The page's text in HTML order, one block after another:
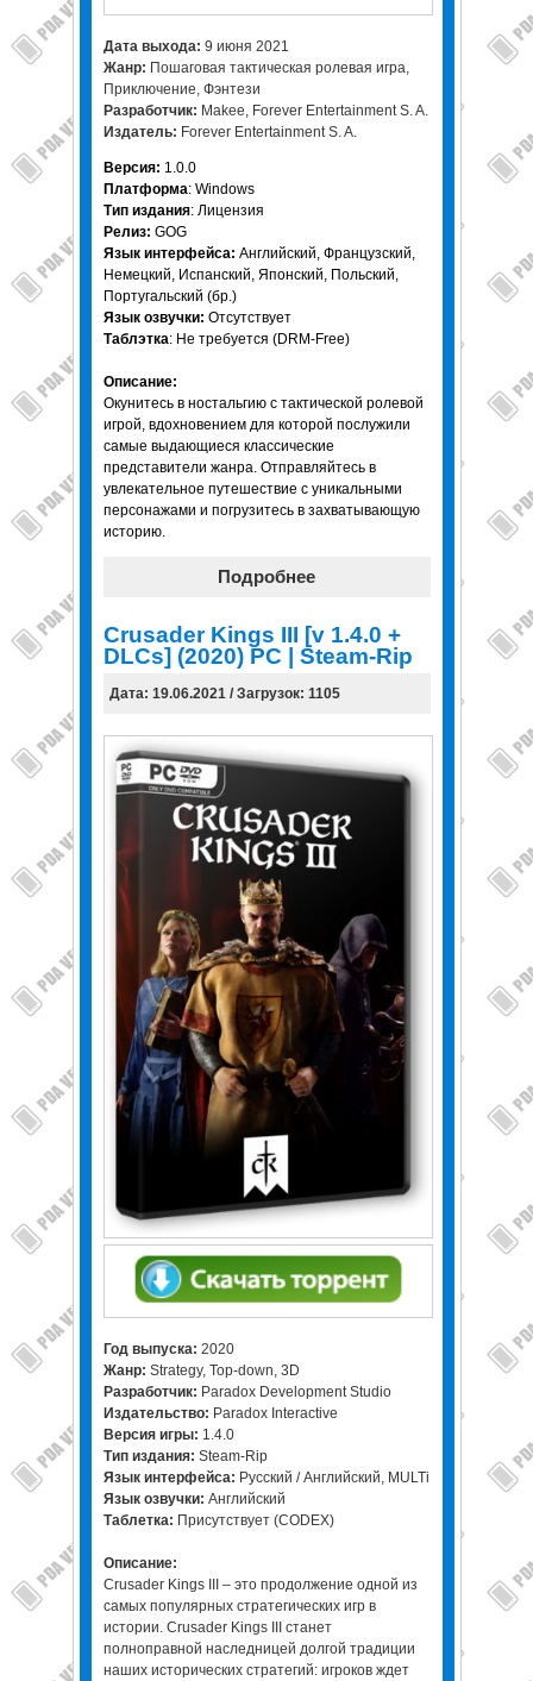
Дата выхода: 9 июня 2021
Жанр: Пошаговая тактическая ролевая игра,
Приключение, Фэнтези
Разработчик: Makee, Forever Entertainment S. A.
Издатель: Forever Entertainment S. A.
Версия: 1.0.0
Платформа: Windows
Тип издания: Лицензия
Релиз: GOG
Язык интерфейса: Английский, Французский,
Немецкий, Испанский, Японский, Польский,
Португальский (бр.)
Язык озвучки: Отсутствует
Таблэтка: Не требуется (DRM-Free)
Описание:
Окунитесь в ностальгию с тактической ролевой
игрой, вдохновением для которой послужили
самые выдающиеся классические
представители жанра. Отправляйтесь в
увлекательное путешествие с уникальными
персонажами и погрузитесь в захватывающую
историю.
Подробнее
Crusader Kings III [v 1.4.0 +
DLCs] (2020) PC | Steam-Rip
Дата: 19.06.2021 / Загрузок: 1105
Год выпуска: 2020
Жанр: Strategy, Top-down, 3D
Разработчик: Paradox Development Studio
Издательство: Paradox Interactive
Версия игры: 1.4.0
Тип издания: Steam-Rip
Язык интерфейса: Русский / Английский, MULTi
Язык озвучки: Английский
Таблетка: Присутствует (CODEX)
Описание:
Crusader Kings III – это продолжение одной из
самых популярных стратегических игр в
истории. Crusader Kings III станет
полноправной наследницей долгой традиции
наших исторических стратегий: игроков ждет